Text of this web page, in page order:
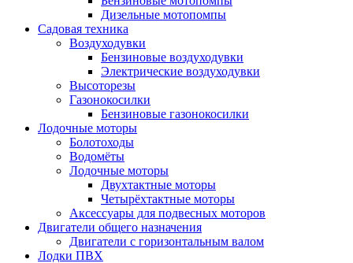
Дизельные мотопомпы
Садовая техника
Воздуходувки
Бензиновые воздуходувки
Электрические воздуходувки
Высоторезы
Газонокосилки
Бензиновые газонокосилки
Лодочные моторы
Болотоходы
Водомёты
Лодочные моторы
Двухтактные моторы
Четырёхтактные моторы
Аксессуары для подвесных моторов
Двигатели общего назначения
Двигатели с горизонтальным валом
Лодки ПВХ